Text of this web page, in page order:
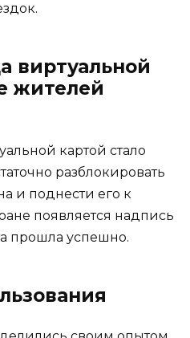
виртуальной
жителей
картой стало
разблокировать
и поднести его к
появляется надпись
прошла успешно.